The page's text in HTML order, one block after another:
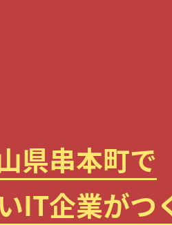
県串本町で
IT企業がつ